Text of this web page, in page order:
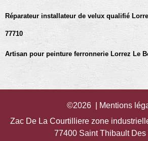
Réparateur installateur de velux qualifié
77710
Artisan pour peinture ferronnerie Lorrez Le
©2026 |
Mentions
Zac De La Courtilliere zone
77400 Saint Thibault Des